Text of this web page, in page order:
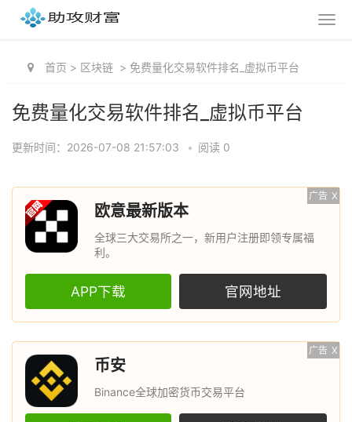
首页 > 区块链 > 免费量化交易软件排名_虚拟币平台
免费量化交易软件排名_虚拟币平台
更新时间：2026-07-08 21:57:03 • 阅读 0
广告 X
欧意最新版本
全球三大交易所之一，新用户注册即领专属福
利。
APP下载 官网地址
广告 X
币安
Binance全球加密货币交易平台